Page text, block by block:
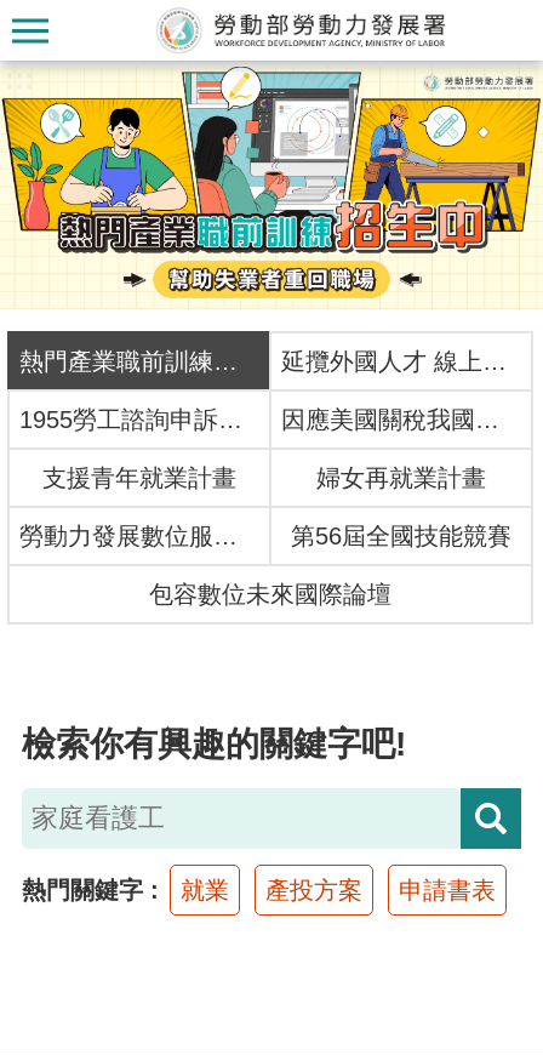
跳到主要內容區塊
本
署
訊
發
布
為
務
業
務
專
:::
:::
熱門產業職前訓練招生中 延攬外國人才 線上一網搞定！
1955勞工諮詢申訴專線 因應美國關稅我國出口供應鏈支持方案
支援青年就業計畫 婦女再就業計畫
勞動力發展數位服務平台 第56屆全國技能競賽
包容數位未來國際論壇
檢索你有興趣的關鍵字吧!
熱門關鍵字 就業 產投方案 申請書表